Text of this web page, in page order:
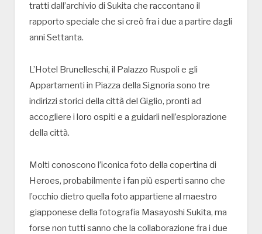
tratti dall’archivio di Sukita che raccontano il
rapporto speciale che si creò fra i due a partire dagli
anni Settanta.
L’Hotel Brunelleschi, il Palazzo Ruspoli e gli
Appartamenti in Piazza della Signoria sono tre
indirizzi storici della città del Giglio, pronti ad
accogliere i loro ospiti e a guidarli nell’esplorazione
della città.
Molti conoscono l’iconica foto della copertina di
Heroes, probabilmente i fan più esperti sanno che
l’occhio dietro quella foto appartiene al maestro
giapponese della fotografia Masayoshi Sukita, ma
forse non tutti sanno che la collaborazione fra i due